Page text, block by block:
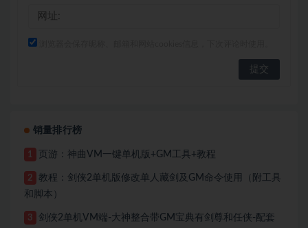
销量排行榜
1 页游：神曲VM一键单机版+GM工具+教程
2
教程：剑侠2单机版修改单人藏剑及GM命令使用（附工具
和脚本）
3
剑侠2单机VM端-大神整合带GM宝典有剑尊和任侠-配套